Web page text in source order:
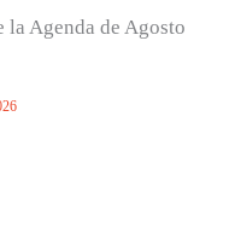
Agenda de Agosto